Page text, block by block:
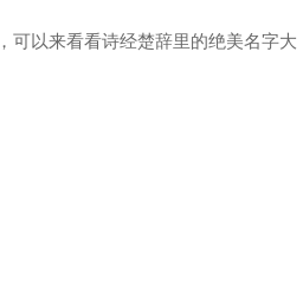
以来看看诗经楚辞里的绝美名字大